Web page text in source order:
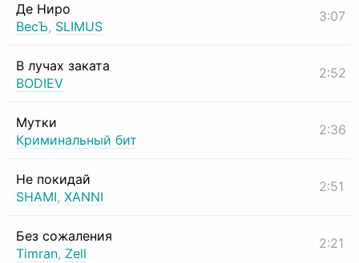
Де Ниро
ВесЪ, SLIMUS
3:07
В лучах заката
BODIEV
2:52
Мутки
Криминальный бит
2:36
Не покидай
SHAMI, XANNI
2:51
Без сожаления
Timran, Zell
2:21